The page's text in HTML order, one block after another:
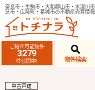
奈良市・生駒市・大和郡山市・木津川
芝市・広陵町・葛城市の不動産売買情報
ご紹介可能物件
3279
件公開中! 物件検索
中古戸建